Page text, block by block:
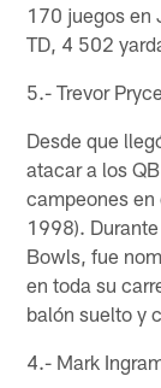
170 juegos en
TD, 4 502
5.- Trevor
Desde que
atacar a los
campeones
1998).
Bowls, fue
en toda su
balón suelto y
4.- Mark